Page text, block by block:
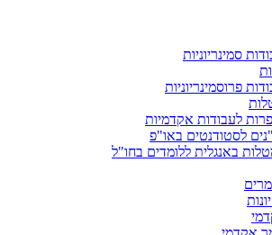
סמינריוניות
פרוסמינריוניות
לעבודות אקדמיות
לסטודנטים באו"פ
באנגלית ללומדים בחו"ל